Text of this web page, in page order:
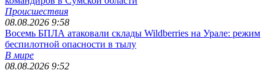
Происшествия
08.08.2026 9:58
Восемь БПЛА атаковали склады Wildberries на Урале: режим
беспилотной опасности в тылу
В мире
08.08.2026 9:52